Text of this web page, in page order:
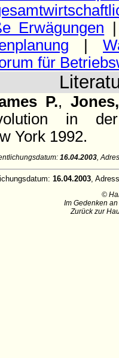
Erwägungen
für
P.,
in der
York 1992.
16.04.2003,
16.04.2003 ,
©
Im Gedenken
Zurück zur